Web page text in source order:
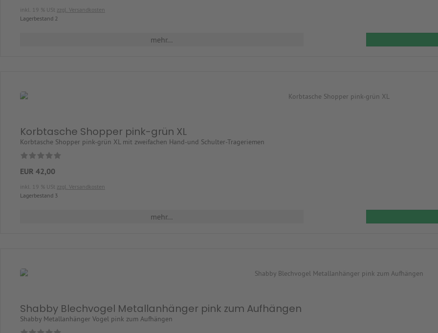
inkl. 19 % USt zzgl. Versandkosten
Lagerbestand 2
mehr...
Korbtasche Shopper pink-grün XL
Korbtasche Shopper pink-grün XL mit zweifachen Hand-und Schulter-Trageriemen
EUR 42,00
inkl. 19 % USt zzgl. Versandkosten
Lagerbestand 3
mehr...
Shabby Blechvogel Metallanhänger pink zum Aufhängen
Shabby Metallanhänger Vogel pink zum Aufhängen